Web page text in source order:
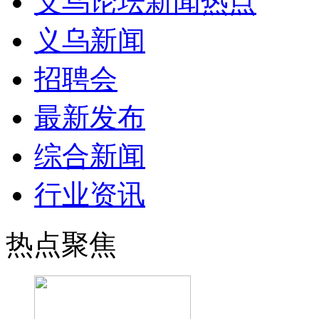
义乌新闻
招聘会
最新发布
综合新闻
行业资讯
热点聚焦